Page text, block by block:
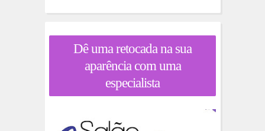
Dê uma retocada na sua
aparência com uma
especialista